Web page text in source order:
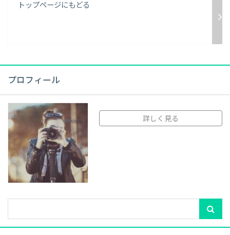
トップページにもどる
プロフィール
詳しく見る